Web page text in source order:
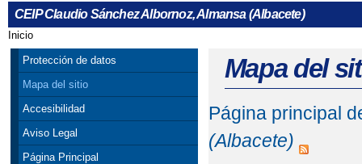
RELACIÓN DE
SECUNDARIA
CRFP
CEIP Claudio Sánchez Albornoz, Almansa (Albacete)
Se encuentra usted aquí
Inicio
Protección de datos
Mapa del sitio
Accesibilidad
Aviso Legal
Página Principal
Mapa del
Página principal
(Albacete)